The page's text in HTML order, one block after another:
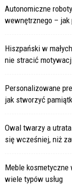
Autonomiczne
wewnętrznego –
Hiszpański w
nie stracić
Personalizowane
jak stworzyć
Owal twarzy a
się wcześniej, niż
Meble kosmetyczne
wiele typów usług